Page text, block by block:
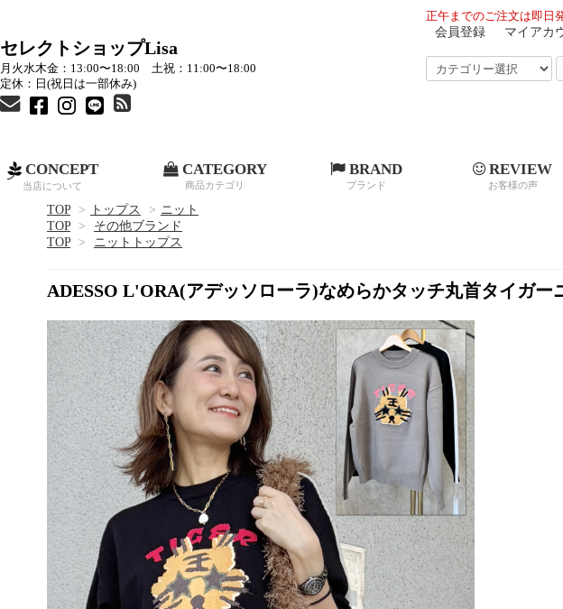
正午までのご注文は即日
会員登録 マイアカ
セレクトショップLisa
月火水木金：13:00〜18:00 土祝：11:00〜18:00
定休：日(祝日は一部休み)
CONCEPT
当店について
CATEGORY
商品カテゴリ
BRAND
ブランド
REVIEW
お客様の声
TOP > トップス > ニット
TOP
>
その他ブランド
TOP
> ニットトップス
ADESSO L'ORA(アデッソローラ)なめらかタッチ丸首タイガー